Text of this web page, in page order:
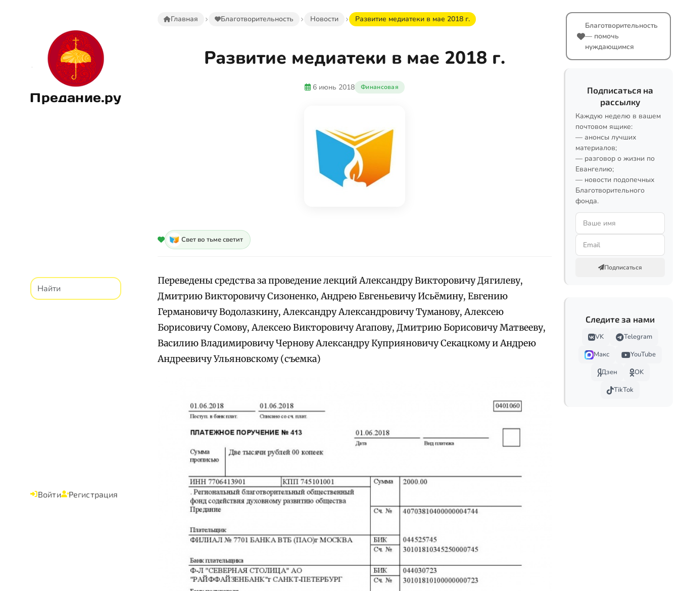
Предание.ру
Войти Регистрация
Главная Благотворительность Новости Развитие медиатеки в мае 2018 г.
Развитие медиатеки в мае 2018 г.
6 июнь 2018 Финансовая
Свет во тьме светит
Переведены средства за проведение лекций Александру Викторовичу Дягилеву,
Дмитрию Викторовичу Сизоненко, Андрею Евгеньевичу Исьёмину, Евгению
Германовичу Водолазкину, Александру Александровичу Туманову, Алексею
Борисовичу Сомову, Алексею Викторовичу Агапову, Дмитрию Борисовичу Матвееву,
Василию Владимировичу Чернову Александру Куприяновичу Секацкому и Андрею
Андреевичу Ульяновскому (съемка)
Благотворительность
— помочь
нуждающимся
Подписаться на
рассылку
Каждую неделю в вашем
почтовом ящике:
— анонсы лучших
материалов;
— разговор о жизни по
Евангелию;
— новости подопечных
Благотворительного
фонда.
Подписаться
Следите за нами
VK
Telegram
Макс
YouTube
Дзен
OK
TikTok